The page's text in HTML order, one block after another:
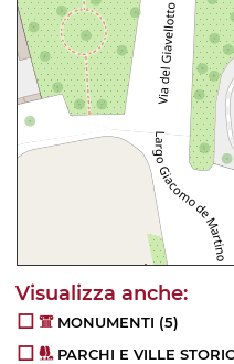
MONUMENTI (5)
PARCHI E VILLE